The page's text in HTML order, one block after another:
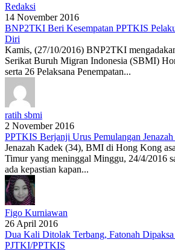
Redaksi
14 November 2016
BNP2TKI Beri Kesempatan PPTKIS
Diri
Kamis, (27/10/2016) BNP2TKI
Serikat Buruh Migran Indonesia (SBMI)
serta 26 Pelaksana Penempatan...
ratih sbmi
2 November 2016
PPTKIS Berjanji Urus Pemulangan
Jenazah Kadek (34), BMI di Hong Kong
Timur yang meninggal Minggu, 24/4/2016
ada kepastian kapan...
Figo Kurniawan
26 April 2016
Dua Kali Ditolak Terbang, Fatonah Dipaksa
PJTKI/PPTKIS